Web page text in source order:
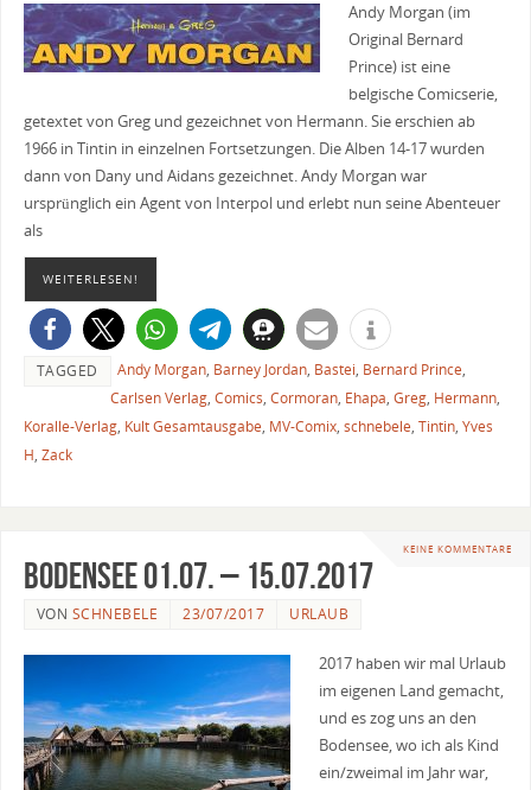
Andy Morgan (im
Original Bernard
Prince) ist eine
belgische Comicserie,
getextet von Greg und gezeichnet von Hermann. Sie erschien ab
1966 in Tintin in einzelnen Fortsetzungen. Die Alben 14-17 wurden
dann von Dany und Aidans gezeichnet. Andy Morgan war
ursprünglich ein Agent von Interpol und erlebt nun seine Abenteuer
als
WEITERLESEN!
TAGGED Andy Morgan, Barney Jordan, Bastei, Bernard Prince,
Carlsen Verlag, Comics, Cormoran, Ehapa, Greg, Hermann,
Koralle-Verlag, Kult Gesamtausgabe, MV-Comix, schnebele, Tintin, Yves
H, Zack
KEINE KOMMENTARE
Bodensee 01.07. – 15.07.2017
VON SCHNEBELE 23/07/2017 URLAUB
2017 haben wir mal Urlaub
im eigenen Land gemacht,
und es zog uns an den
Bodensee, wo ich als Kind
ein/zweimal im Jahr war,